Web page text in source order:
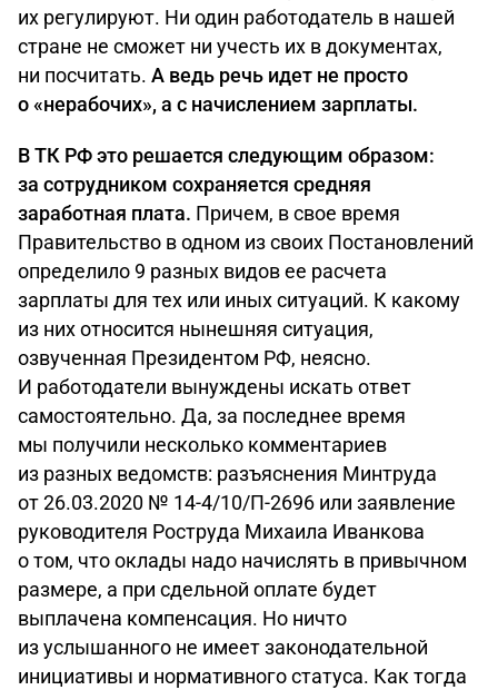
их регулируют. Ни один работодатель в нашей
стране не сможет ни учесть их в документах,
ни посчитать. А ведь речь идет не просто
о «нерабочих», а с начислением зарплаты.
В ТК РФ это решается следующим образом:
за сотрудником сохраняется средняя
заработная плата. Причем, в свое время
Правительство в одном из своих Постановлений
определило 9 разных видов ее расчета
зарплаты для тех или иных ситуаций. К какому
из них относится нынешняя ситуация,
озвученная Президентом РФ, неясно.
И работодатели вынуждены искать ответ
самостоятельно. Да, за последнее время
мы получили несколько комментариев
из разных ведомств: разъяснения Минтруда
от 26.03.2020 № 14-4/10/П-2696 или заявление
руководителя Роструда Михаила Иванкова
о том, что оклады надо начислять в привычном
размере, а при сдельной оплате будет
выплачена компенсация. Но ничто
из услышанного не имеет законодательной
инициативы и нормативного статуса. Как тогда